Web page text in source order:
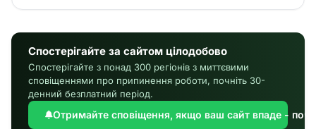
Спостерігайте за сайтом цілодобово
Спостерігайте з понад 300 регіонів з миттєвими
сповіщеннями про припинення роботи, почніть 30-
денний безплатний період.
Отримайте сповіщення, якщо ваш сайт впаде -